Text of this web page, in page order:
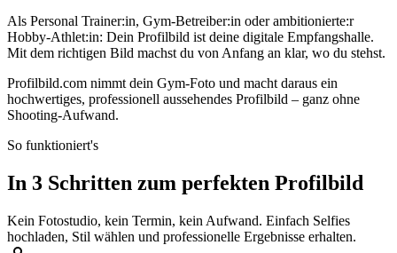
Als Personal Trainer:in, Gym-Betreiber:in oder ambitionierte:r
Hobby-Athlet:in: Dein Profilbild ist deine digitale Empfangshalle.
Mit dem richtigen Bild machst du von Anfang an klar, wo du stehst.
Profilbild.com nimmt dein Gym-Foto und macht daraus ein
hochwertiges, professionell aussehendes Profilbild – ganz ohne
Shooting-Aufwand.
So funktioniert's
In 3 Schritten zum perfekten Profilbild
Kein Fotostudio, kein Termin, kein Aufwand. Einfach Selfies
hochladen, Stil wählen und professionelle Ergebnisse erhalten.